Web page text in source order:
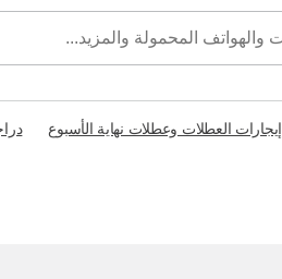
إيجارات العطلات وعطلات نهاية الأسبوع